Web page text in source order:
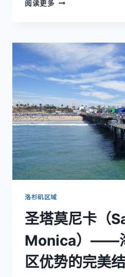
阅读更多
加
州
教
育
宜
居
生
活
的
黄
金
选
洛杉矶区域
圣塔莫尼卡（
Monica）——
区优势的完美